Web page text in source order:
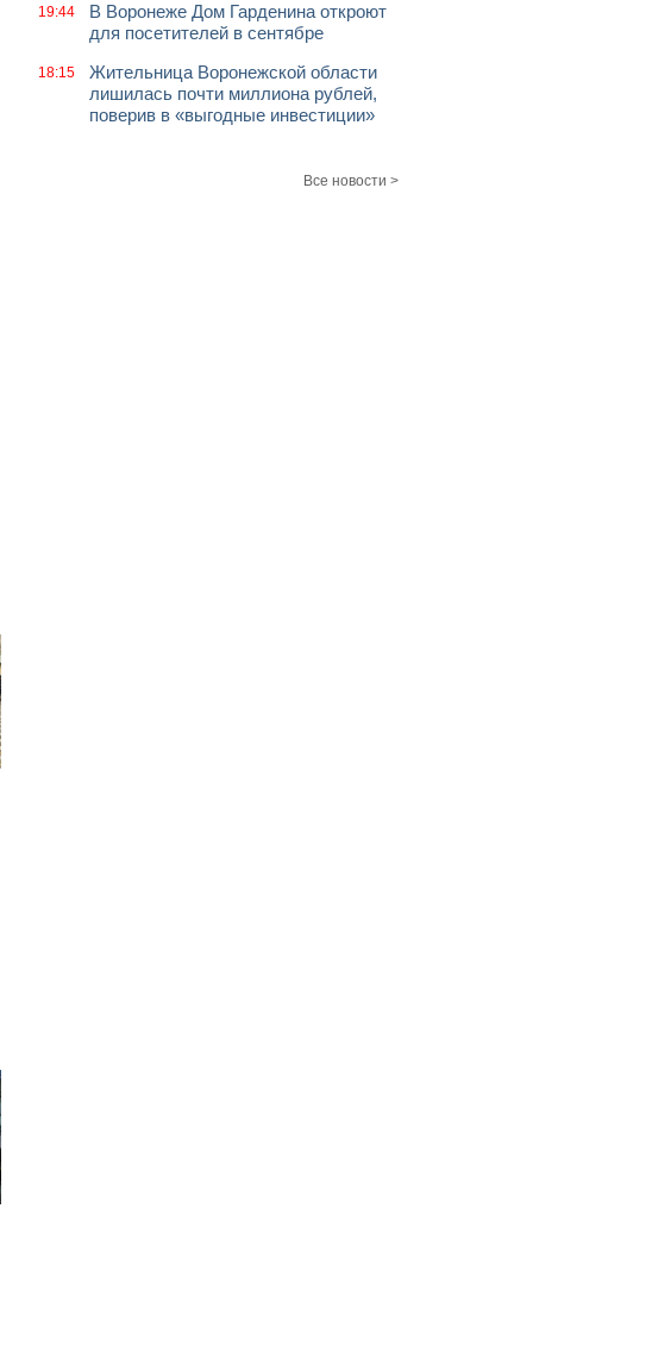
19:44
В Воронеже Дом Гарденина откроют
для посетителей в сентябре
18:15
Жительница Воронежской области
лишилась почти миллиона рублей,
поверив в «выгодные инвестиции»
Все новости >